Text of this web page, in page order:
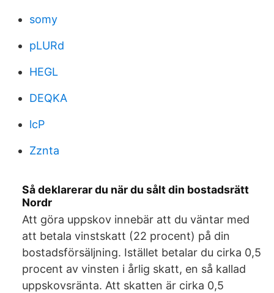
somy
pLURd
HEGL
DEQKA
lcP
Zznta
Så deklarerar du när du sålt din bostadsrätt
Nordr
Att göra uppskov innebär att du väntar med
att betala vinstskatt (22 procent) på din
bostadsförsäljning. Istället betalar du cirka 0,5
procent av vinsten i årlig skatt, en så kallad
uppskovsränta. Att skatten är cirka 0,5